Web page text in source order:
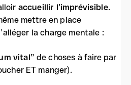
accueillir l’imprévisible.
mettre en place
la charge mentale :
vital” de choses à faire par
ET manger).